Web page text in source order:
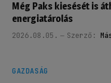
Még Paks kiesését is
energiatárolás
2026.08.05. Szerző:
GAZDASÁG